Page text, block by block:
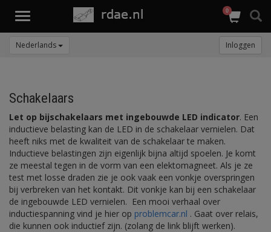
Toggle
0
Nederlands Inloggen
Schakelaars
Let op bijschakelaars met ingebouwde LED indicator. Een
inductieve belasting kan de LED in de schakelaar vernielen. Dat
heeft niks met de kwaliteit van de schakelaar te maken.
Inductieve belastingen zijn eigenlijk bijna altijd spoelen. Je komt
ze meestal tegen in de vorm van een elektomagneet. Als je ze
test met losse draden zie je ook vaak een vonkje overspringen
bij verbreken van het kontakt. Dit vonkje kan bij een schakelaar
de ingebouwde LED vernielen. Een mooi verhaal over
inductiespanning vind je hier op problemcar.nl . Gaat over relais,
die kunnen ook inductief zijn. (zolang de link blijft werken).